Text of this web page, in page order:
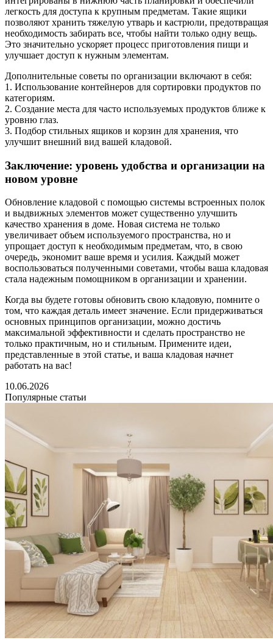
легкость для доступа к крупным предметам. Такие ящики
позволяют хранить тяжелую утварь и кастрюли, предотвращая
необходимость забирать все, чтобы найти только одну вещь.
Это значительно ускоряет процесс приготовления пищи и
улучшает доступ к нужным элементам.
Дополнительные советы по организации включают в себя:
1. Использование контейнеров для сортировки продуктов по
категориям.
2. Создание места для часто используемых продуктов ближе к
уровню глаз.
3. Подбор стильных ящиков и корзин для хранения, что
улучшит внешний вид вашей кладовой.
Заключение: уровень удобства и организации на
новом уровне
Обновление кладовой с помощью системы встроенных полок
и выдвижных элементов может существенно улучшить
качество хранения в доме. Новая система не только
увеличивает объем используемого пространства, но и
упрощает доступ к необходимым предметам, что, в свою
очередь, экономит ваше время и усилия. Каждый может
воспользоваться полученными советами, чтобы ваша кладовая
стала надежным помощником в организации и хранении.
Когда вы будете готовы обновить свою кладовую, помните о
том, что каждая деталь имеет значение. Если придерживаться
основных принципов организации, можно достичь
максимальной эффективности и сделать пространство не
только практичным, но и стильным. Примените идеи,
представленные в этой статье, и ваша кладовая начнет
работать на вас!
10.06.2026
Популярные статьи